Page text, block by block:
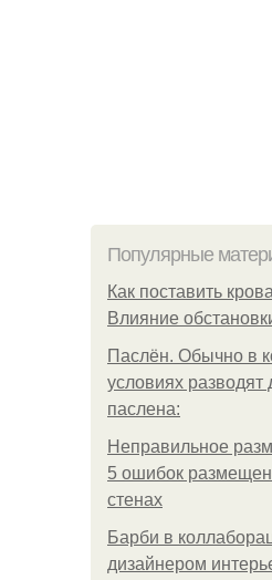
Популярные
Как поставить
Влияние
Паслён. Обычно в
условиях разводят
паслена:
Неправильное
5 ошибок
стенах
Барби в
дизайнером